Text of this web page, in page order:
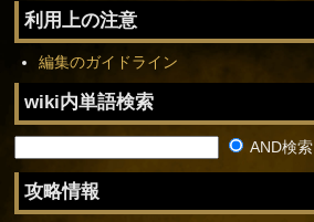
利用上の注意
編集のガイドライン
wiki内単語検索
AND検索
攻略情報